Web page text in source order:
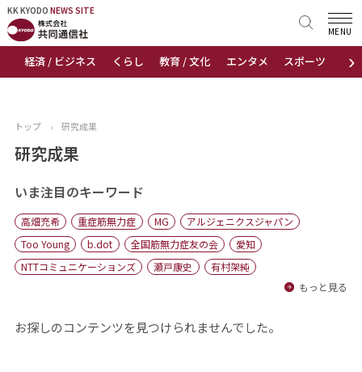
KK KYODO NEWS SITE
›
経済 / ビジネス くらし 教育 / 文化 エンタメ スポーツ 地域
MENU
KK KYODONEWS SITE
トップページ
ニュース
おすすめコンテンツ
出版物
会社概要
トップ › 研究成果
研究成果
いま注目のキーワード
高畑充希 重症筋無力症 MG
アルジェニクスジャパン
Too Young
b.dot 全国筋無力症友の会
愛知
NTTコミュニケーションズ
瀬戸康史
有村架純
もっと見る
お探しのコンテンツを見つけられませんでした。